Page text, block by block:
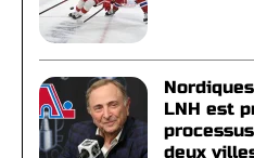
LNH est
deux